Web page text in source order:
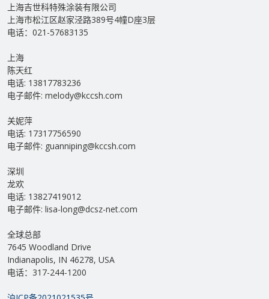
上海吉世科特殊涂装有限公司
上海市松江区赵家泾路389号4幢D座3层
电话：021-57683135
上海
陈天红
电话: 13817783236
电子邮件: melody@kccsh.com
关妮萍
电话: 17317756590
电子邮件: guanniping@kccsh.com
深圳
龙欢
电话: 13827419012
电子邮件: lisa-long@dcsz-net.com
全球总部
7645 Woodland Drive
Indianapolis, IN 46278, USA
电话：317-244-1200